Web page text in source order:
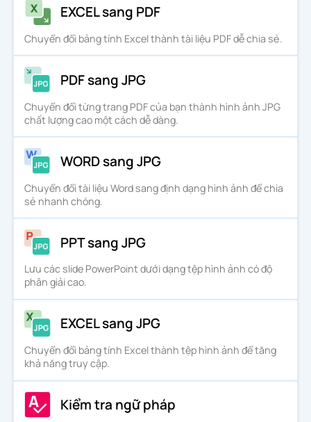
EXCEL sang PDF
Chuyển đổi bảng tính Excel thành tài liệu PDF dễ chia sẻ.
PDF sang JPG
Chuyển đổi từng trang PDF của bạn thành hình ảnh JPG
chất lượng cao một cách dễ dàng.
WORD sang JPG
Chuyển đổi tài liệu Word sang định dạng hình ảnh để chia
sẻ nhanh chóng.
PPT sang JPG
Lưu các slide PowerPoint dưới dạng tệp hình ảnh có độ
phân giải cao.
EXCEL sang JPG
Chuyển đổi bảng tính Excel thành tệp hình ảnh để tăng
khả năng truy cập.
Kiểm tra ngữ pháp